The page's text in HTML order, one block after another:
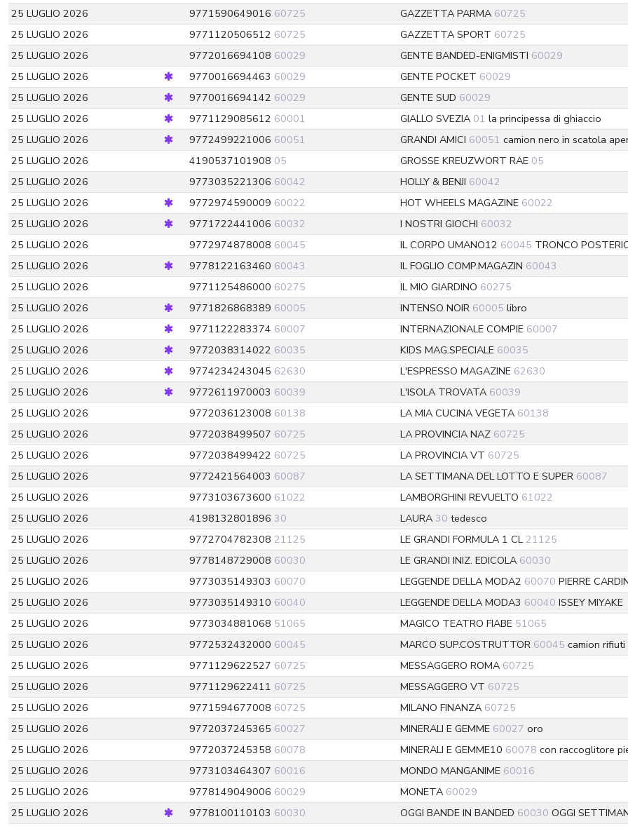
25 LUGLIO 2026
9771590649016 60725 GAZZETTA PARMA 60725
25 LUGLIO 2026
9771120506512 60725 GAZZETTA SPORT 60725
25 LUGLIO 2026
9772016694108 60029 GENTE BANDED-ENIGMISTI 60029
25 LUGLIO 2026
9770016694463 60029 GENTE POCKET 60029
25 LUGLIO 2026
9770016694142 60029 GENTE SUD 60029
25 LUGLIO 2026
9771129085612 60001 GIALLO SVEZIA 01 la principessa di ghiaccio
25 LUGLIO 2026
9772499221006 60051 GRANDI AMICI 60051 camion nero in scatola
25 LUGLIO 2026
4190537101908 05 GROSSE KREUZWORT RAE 05
25 LUGLIO 2026
9773035221306 60042 HOLLY & BENJI 60042
25 LUGLIO 2026
9772974590009 60022 HOT WHEELS MAGAZINE 60022
25 LUGLIO 2026
9771722441006 60032 I NOSTRI GIOCHI 60032
25 LUGLIO 2026
9772974878008 60045 IL CORPO UMANO12 60045 TRONCO
25 LUGLIO 2026
9778122163460 60043 IL FOGLIO COMP.MAGAZIN 60043
25 LUGLIO 2026
9771125486000 60275 IL MIO GIARDINO 60275
25 LUGLIO 2026
9771826868389 60005 INTENSO NOIR 60005 libro
25 LUGLIO 2026
9771122283374 60007 INTERNAZIONALE COMPIE 60007
25 LUGLIO 2026
9772038314022 60035 KIDS MAG.SPECIALE 60035
25 LUGLIO 2026
9774234243045 62630 L'ESPRESSO MAGAZINE 62630
25 LUGLIO 2026
9772611970003 60039 L'ISOLA TROVATA 60039
25 LUGLIO 2026
9772036123008 60138 LA MIA CUCINA VEGETA 60138
25 LUGLIO 2026
9772038499507 60725 LA PROVINCIA NAZ 60725
25 LUGLIO 2026
9772038499422 60725 LA PROVINCIA VT 60725
25 LUGLIO 2026
9772421564003 60087 LA SETTIMANA DEL LOTTO E SUPER 60087
25 LUGLIO 2026
9773103673600 61022 LAMBORGHINI REVUELTO 61022
25 LUGLIO 2026
4198132801896 30 LAURA 30 tedesco
25 LUGLIO 2026
9772704782308 21125 LE GRANDI FORMULA 1 CL21125
25 LUGLIO 2026
9778148729008 60030 LE GRANDI INIZ. EDICOLA 60030
25 LUGLIO 2026
9773035149303 60070 LEGGENDE DELLA MODA2 60070 PIERRE
25 LUGLIO 2026
9773035149310 60040 LEGGENDE DELLA MODA3 60040 ISSEY MIYAKE
25 LUGLIO 2026
9773034881068 51065 MAGICO TEATRO FIABE 51065
25 LUGLIO 2026
9772532432000 60045 MARCO SUP.COSTRUTTOR 60045 camion
25 LUGLIO 2026
9771129622527 60725 MESSAGGERO ROMA 60725
25 LUGLIO 2026
9771129622411 60725 MESSAGGERO VT 60725
25 LUGLIO 2026
9771594677008 60725 MILANO FINANZA 60725
25 LUGLIO 2026
9772037245365 60027 MINERALI E GEMME 60027 oro
25 LUGLIO 2026
9772037245358 60078 MINERALI E GEMME10 60078 con raccoglitore
25 LUGLIO 2026
9773103464307 60016 MONDO MANGANIME 60016
25 LUGLIO 2026
9778149049006 60029 MONETA 60029
25 LUGLIO 2026
9778100110103 60030 OGGI BANDE IN BANDED 60030 OGGI